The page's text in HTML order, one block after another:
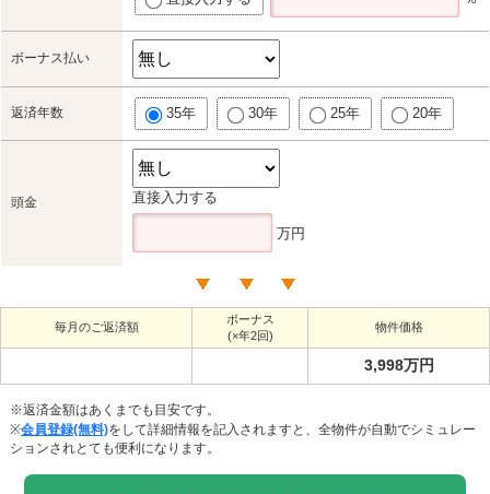
ボーナス払い
返済年数 35年 30年 25年 20年
頭金 直接入力する
万円
毎月のご返済額
ボーナス
(×年2回)
物件価格
3,998万円
※返済金額はあくまでも目安です。
※会員登録(無料)をして詳細情報を記入されますと、全物件が自動でシミュレー
ションされとても便利になります。